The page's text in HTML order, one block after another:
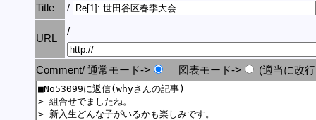
Title
/
URL
/
Comment/ 通常モード-> 図表モード-> (適当に改